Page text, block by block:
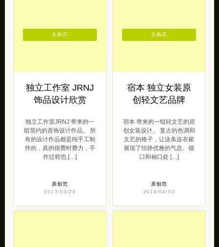
独立工作室 JRNJ
饰品设计欣赏
独立工作室JRNJ 带来的一
组简约的首饰设计作品。 所
有的设计作品都是纯手工制
作的，真的很费时费力，手
作过程也 […]
原创范
2017/03/29
去购买
宿本 独立女装原
创轻文艺品牌
宿本 带来的一组轻文艺的原
创女装设计。 复古的色调和
文艺的格子，让这条连衣裙
展现了恬静优雅的气息。领
口和袖口处 […]
原创范
2018/04/03
去购买